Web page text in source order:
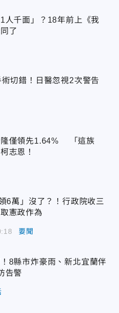
人千面」？18年前上《我
了
術切錯！日醫忽視2次警告
隆僅領先1.64% 「這族
志恩！
6萬」沒了？！行政院收三
憲政作為
要聞
8縣市炸豪雨、新北宜蘭伴
告警